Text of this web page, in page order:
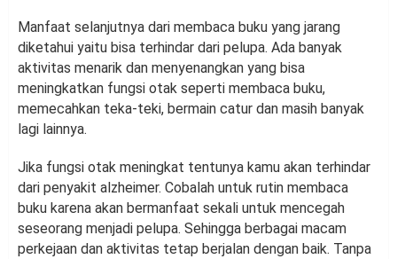
Manfaat selanjutnya dari membaca buku yang jarang
diketahui yaitu bisa terhindar dari pelupa. Ada banyak
aktivitas menarik dan menyenangkan yang bisa
meningkatkan fungsi otak seperti membaca buku,
memecahkan teka-teki, bermain catur dan masih banyak
lagi lainnya.
Jika fungsi otak meningkat tentunya kamu akan terhindar
dari penyakit alzheimer. Cobalah untuk rutin membaca
buku karena akan bermanfaat sekali untuk mencegah
seseorang menjadi pelupa. Sehingga berbagai macam
perkejaan dan aktivitas tetap berjalan dengan baik. Tanpa